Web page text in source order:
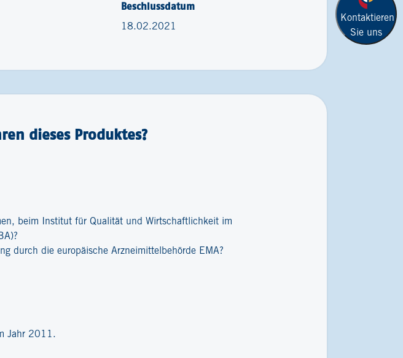
Kontaktieren
Sie uns
Beschlussdatum
18.02.2021
dieses Produktes?
beim Institut für Qualität und Wirtschaftlichkeit im
durch die europäische Arzneimittelbehörde EMA?
Jahr 2011.